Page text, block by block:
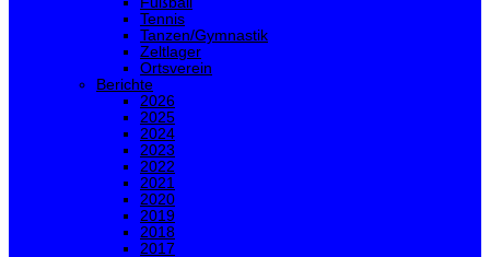
Tennis
Tanzen/Gymnastik
Zeltlager
Ortsverein
Berichte
2026
2025
2024
2023
2022
2021
2020
2019
2018
2017